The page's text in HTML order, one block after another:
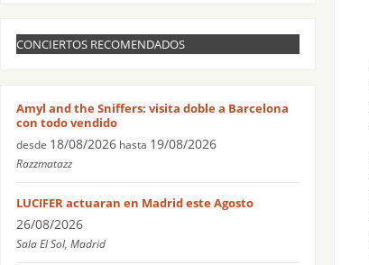
CONCIERTOS RECOMENDADOS
Amyl and the Sniffers: visita doble a Barcelona
con todo vendido
desde 18/08/2026 hasta 19/08/2026
Razzmatazz
LUCIFER actuaran en Madrid este Agosto
26/08/2026
Sala El Sol, Madrid